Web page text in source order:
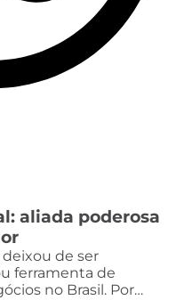
aliada poderosa
de ser
ferramenta de
no Brasil. Por…